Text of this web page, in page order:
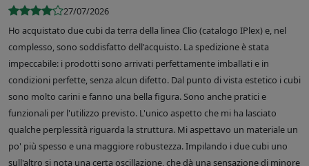
27/07/2026
Ho acquistato due cubi da terra della linea Clio (catalogo IPlex) e, nel
complesso, sono soddisfatto dell'acquisto. La spedizione è stata
impeccabile: i prodotti sono arrivati perfettamente imballati e in
condizioni perfette, senza alcun difetto. Dal punto di vista estetico i cubi
sono molto carini e fanno una bella figura. Sono anche pratici e
funzionali per l'utilizzo previsto. L'unico aspetto che mi ha lasciato
qualche perplessità riguarda la struttura. Mi aspettavo un materiale un
po' più spesso e una maggiore robustezza. Impilando i due cubi uno
sull'altro si nota una certa oscillazione, che dà una sensazione di minore